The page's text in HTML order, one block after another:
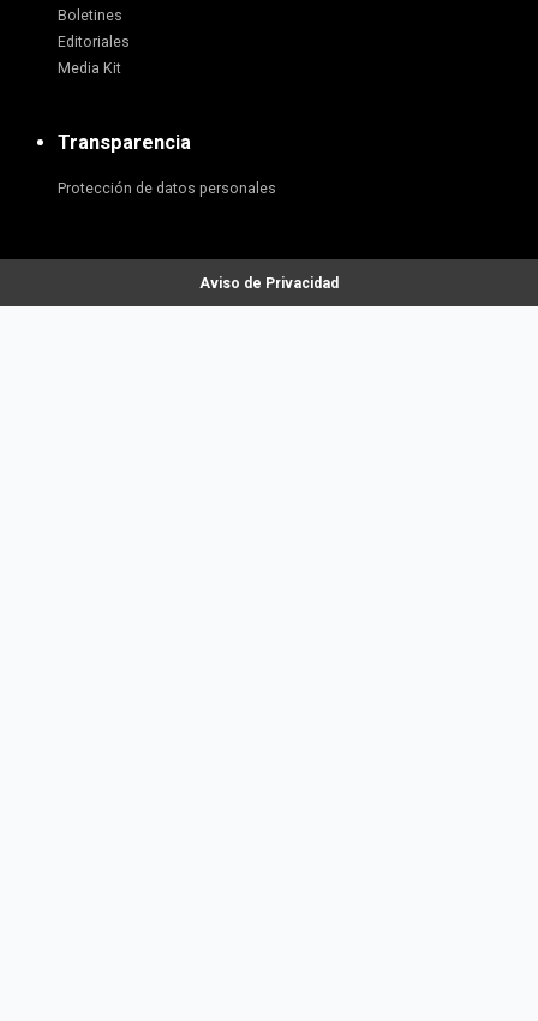
Boletines
Editoriales
Media Kit
Transparencia
Protección de datos personales
Aviso de Privacidad